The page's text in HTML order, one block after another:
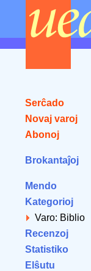
Serĉado
Novaj varoj
Abonoj
Brokantaĵoj
Mendo
Kategorioj
Varo: Biblio
Recenzoj
Statistiko
Elŝutu